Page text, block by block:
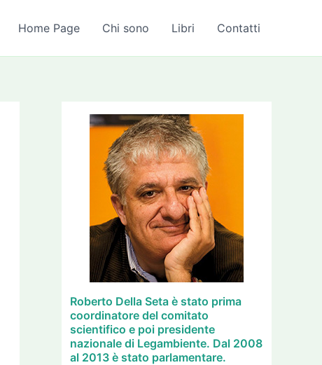
Home Page Chi sono Libri Contatti
Roberto Della Seta è stato prima
coordinatore del comitato
scientifico e poi presidente
nazionale di Legambiente. Dal 2008
al 2013 è stato parlamentare.
c